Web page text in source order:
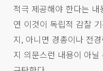
적극 제공해야 한다는
연 이것이 독립적 감찰
지, 아니면 경총이나 전
지 의문스런 내용이 아